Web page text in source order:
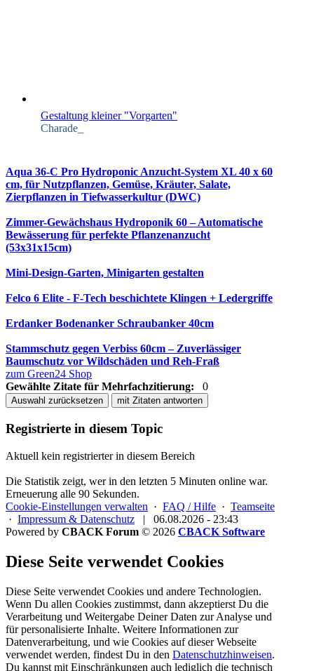
Gestaltung kleiner "Vorgarten"
Charade_
Aqua 36-C Pro Hydroponic Anzucht-System XL 40 x 60
cm, für Nutzpflanzen, Gemüse, Kräuter, Salate,
Zierpflanzen in Tiefwasserkultur (DWC)
Zimmer-Gewächshaus Hydroponik 60 – Automatische
Bewässerung für perfekte Pflanzenanzucht
(53x31x15cm)
Mini-Design-Garten, Minigarten gestalten
Felco 6 Elite - F-Tech beschichtete Klingen + Ledergriffe
Erdanker Bodenanker Schraubanker 40cm
Stammschutz gegen Verbiss 60cm – Zuverlässiger
Baumschutz vor Wildschäden und Reh-Fraß
zum Green24 Shop
Gewählte Zitate für Mehrfachzitierung:
0
Auswahl zurücksetzen mit Zitaten antworten
Registrierte in diesem Topic
Aktuell kein registrierter in diesem Bereich
Die Statistik zeigt, wer in den letzten 5 Minuten online war.
Erneuerung alle 90 Sekunden.
Cookie-Einstellungen verwalten · FAQ / Hilfe · Teamseite
· Impressum & Datenschutz |
06.08.2026 - 23:43
Powered by CBACK Forum © 2026 CBACK Software
Diese Seite verwendet Cookies
Diese Seite verwendet Cookies und andere Technologien.
Wenn Du allen Cookies zustimmst, dann akzeptierst Du die
Verarbeitung und Weitergabe Deiner Daten zur Analyse und
für personalisierte Inhalte. Weitere Informationen zur
Datenverarbeitung, und wie Cookies auf dieser Webseite
verwendet werden, findest Du in den Datenschutzhinweisen.
Du kannst mit Einschränkungen auch lediglich die technisch